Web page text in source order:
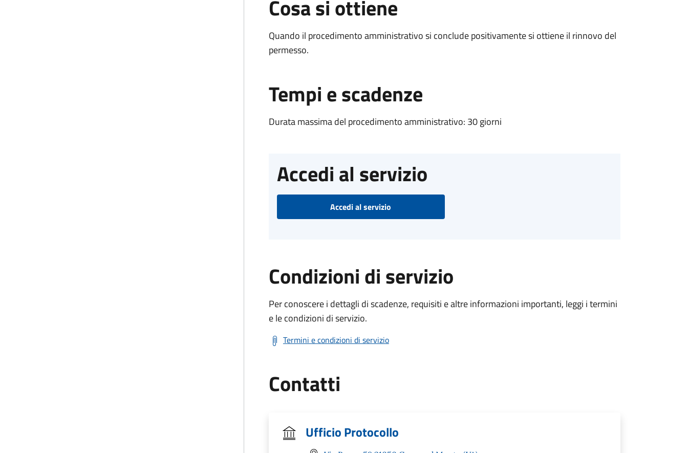
Cosa si ottiene
Quando il procedimento amministrativo si conclude positivamente si ottiene il rinnovo del
permesso.
Tempi e scadenze
Durata massima del procedimento amministrativo: 30 giorni
Accedi al servizio
Accedi al servizio
Condizioni di servizio
Per conoscere i dettagli di scadenze, requisiti e altre informazioni importanti, leggi i termini
e le condizioni di servizio.
Termini e condizioni di servizio
Contatti
Ufficio Protocollo